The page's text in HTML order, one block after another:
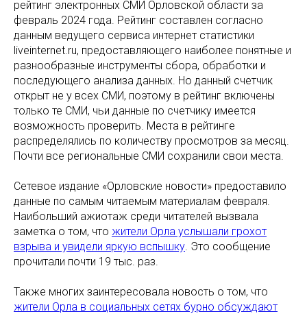
рейтинг электронных СМИ Орловской области за
февраль 2024 года. Рейтинг составлен согласно
данным ведущего сервиса интернет статистики
liveinternet.ru, предоставляющего наиболее понятные и
разнообразные инструменты сбора, обработки и
последующего анализа данных. Но данный счетчик
открыт не у всех СМИ, поэтому в рейтинг включены
только те СМИ, чьи данные по счетчику имеется
возможность проверить. Места в рейтинге
распределялись по количеству просмотров за месяц.
Почти все региональные СМИ сохранили свои места.
Сетевое издание «Орловские новости» предоставило
данные по самым читаемым материалам февраля.
Наибольший ажиотаж среди читателей вызвала
заметка о том, что жители Орла услышали грохот
взрыва и увидели яркую вспышку . Это сообщение
прочитали почти 19 тыс. раз.
Также многих заинтересовала новость о том, что
жители Орла в социальных сетях бурно обсуждают